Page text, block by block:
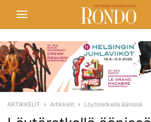
ARTIKKELIT Artikkelit Löytöretkellä äänissä